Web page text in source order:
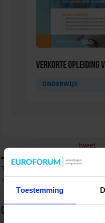
Toestemming
Verkorte opleiding
ONDERWIJS
tweet
Tags
Over sbo